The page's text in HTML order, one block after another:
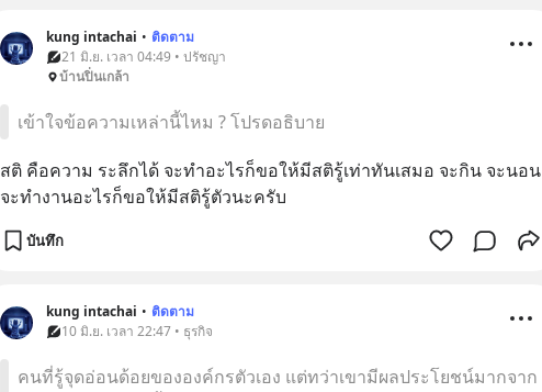
kung intachai • ติดตาม
21 มิ.ย. เวลา 04:49 • ปรัชญา
บ้านปิ่นเกล้า
เข้าใจข้อความเหล่านี้ไหม ? โปรดอธิบาย
สติ คือความ ระลึกได้ จะทำอะไรก็ขอให้มีสติรู้เท่าทันเสมอ จะกิน จะนอน
จะทำงานอะไรก็ขอให้มีสติรู้ตัวนะครับ
บันทึก
kung intachai • ติดตาม
10 มิ.ย. เวลา 22:47 • ธุรกิจ
คนที่รู้จุดอ่อนด้อยขององค์กรตัวเอง แต่ทว่าเขามีผลประโยชน์มากจาก